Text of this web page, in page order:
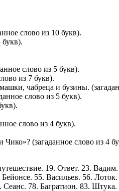
слово из 10 букв).
букв).
слово из 5 букв).
из 7 букв).
чабреца и бузины.
слово из 5 букв).
слово из 4 букв).
(загаданное слово из 4
19. Ответ. 23.
55. Васильев. 56.
78. Багратион. 83. Штука.